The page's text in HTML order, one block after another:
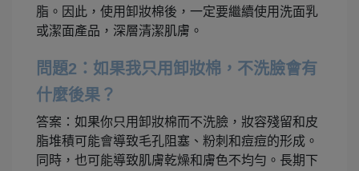
脂。因此，使用卸妝棉後，一定要繼續使用洗面乳
或潔面產品，深層清潔肌膚。
問題2：如果我只用卸妝棉，不洗臉會有
什麼後果？
答案：如果你只用卸妝棉而不洗臉，妝容殘留和皮
脂堆積可能會導致毛孔阻塞、粉刺和痘痘的形成。
同時，也可能導致肌膚乾燥和膚色不均勻。長期下